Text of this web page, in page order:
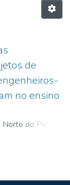
de
no ensino
do Paraná,